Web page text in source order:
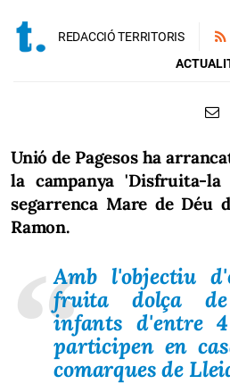
REDACCIÓ TERRITORIS
Unió de Pagesos ha
la campanya 'Disfruita-
segarrenca Mare de Déu
Ramon.
Amb l'objectiu
fruita dolça
infants d'entre
participen en
comarques de